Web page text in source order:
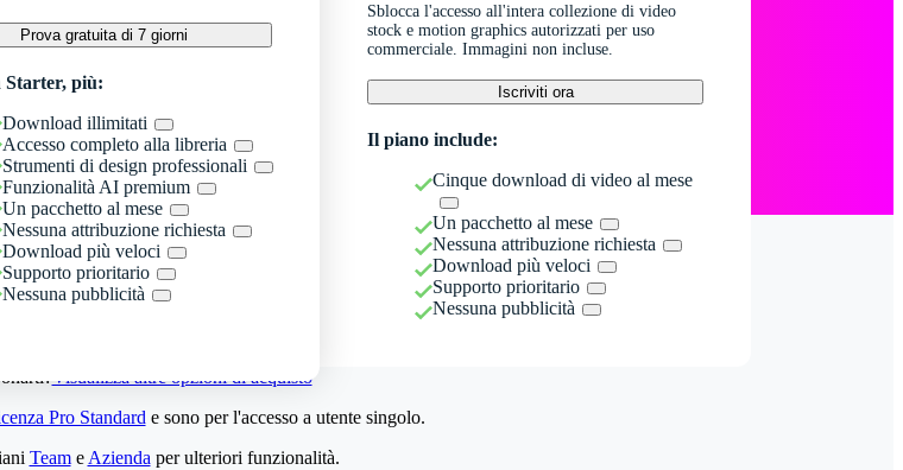
Prova gratuita di 7 giorni
Starter, più:
Download illimitati
Accesso completo alla libreria
Strumenti di design professionali
Funzionalità AI premium
Un pacchetto al mese
Nessuna attribuzione richiesta
Download più veloci
Supporto prioritario
Nessuna pubblicità
Sblocca l'accesso all'intera collezione di video
stock e motion graphics autorizzati per uso
commerciale. Immagini non incluse.
Iscriviti ora
Il piano include:
Cinque download di video al mese
Un pacchetto al mese
Nessuna attribuzione richiesta
Download più veloci
Supporto prioritario
Nessuna pubblicità
Visualizza altre opzioni di acquisto
Pro Standard e sono per l'accesso a utente singolo.
Teame Azienda per ulteriori funzionalità.